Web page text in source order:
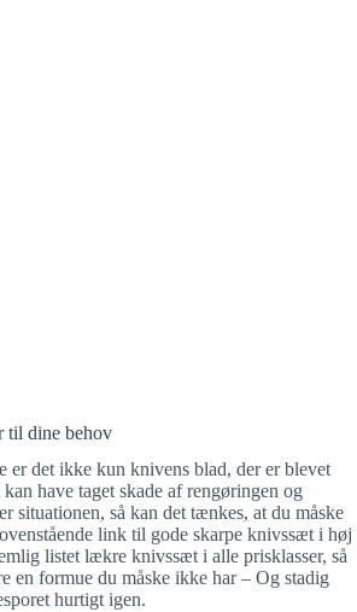
til dine behov
det ikke kun knivens blad, der er blevet
have taget skade af rengøringen og
situationen, så kan det tænkes, at du måske
link til gode skarpe knivssæt i høj
listet lækre knivssæt i alle prisklasser, så
en formue du måske ikke har – Og stadig
hurtigt igen.